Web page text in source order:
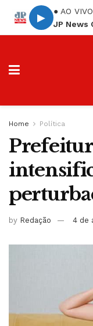
▶
● AO VIVO
JP News
Home Política
by Redação 4 de